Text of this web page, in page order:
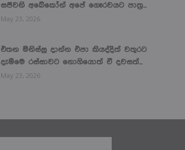
සජීවනි අබේකෝන් අපේ ගෞරවයට පාත්‍ර...
May 23, 2026
එතන මිනිස්සු දාන්න එපා කියද්දිත් වතුරට
දැම්මෙ රස්සාවට නොගියොත් ඒ දවසත්...
May 23, 2026